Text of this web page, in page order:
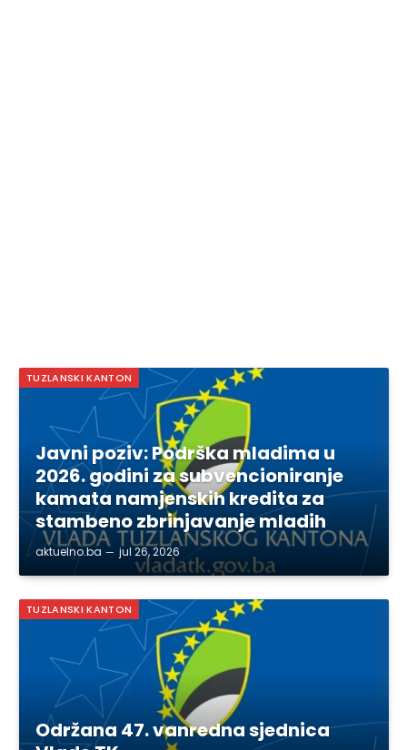
TUZLANSKI KANTON
Javni poziv: Podrška mladima u
2026. godini za subvencioniranje
kamata namjenskih kredita za
stambeno zbrinjavanje mladih
aktuelno.ba jul 26, 2026
TUZLANSKI KANTON
Održana 47. vanredna sjednica